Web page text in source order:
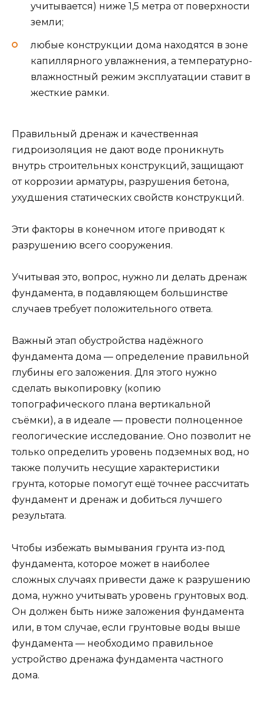
учитывается) ниже 1,5 метра от поверхности
земли;
любые конструкции дома находятся в зоне
капиллярного увлажнения, а температурно-
влажностный режим эксплуатации ставит в
жесткие рамки.
Правильный дренаж и качественная
гидроизоляция не дают воде проникнуть
внутрь строительных конструкций, защищают
от коррозии арматуры, разрушения бетона,
ухудшения статических свойств конструкций.
Эти факторы в конечном итоге приводят к
разрушению всего сооружения.
Учитывая это, вопрос, нужно ли делать дренаж
фундамента, в подавляющем большинстве
случаев требует положительного ответа.
Важный этап обустройства надёжного
фундамента дома — определение правильной
глубины его заложения. Для этого нужно
сделать выкопировку (копию
топографического плана вертикальной
съёмки), а в идеале — провести полноценное
геологические исследование. Оно позволит не
только определить уровень подземных вод, но
также получить несущие характеристики
грунта, которые помогут ещё точнее рассчитать
фундамент и дренаж и добиться лучшего
результата.
Чтобы избежать вымывания грунта из-под
фундамента, которое может в наиболее
сложных случаях привести даже к разрушению
дома, нужно учитывать уровень грунтовых вод.
Он должен быть ниже заложения фундамента
или, в том случае, если грунтовые воды выше
фундамента — необходимо правильное
устройство дренажа фундамента частного
дома.